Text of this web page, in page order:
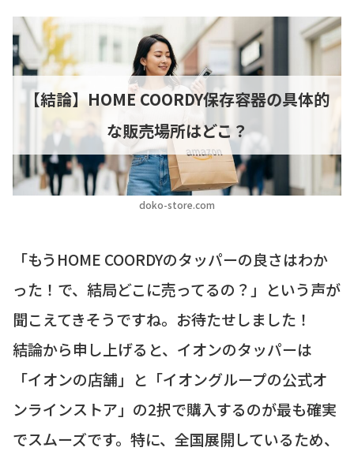
doko-store.com
【結論】HOME COORDY保存容器の具体的
な販売場所はどこ？
「もうHOME COORDYのタッパーの良さはわか
った！で、結局どこに売ってるの？」という声が
聞こえてきそうですね。お待たせしました！
結論から申し上げると、イオンのタッパーは
「イオンの店舗」と「イオングループの公式オ
ンラインストア」の2択で購入するのが最も確実
でスムーズです。特に、全国展開しているため、